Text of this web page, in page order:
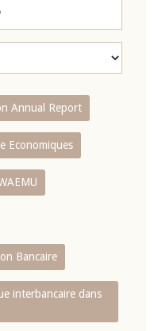
Annual Report
Economiques
Bancaire
interbancaire dans